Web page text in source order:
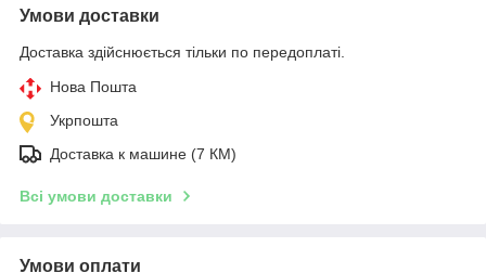
Умови доставки
Доставка здійснюється тільки по передоплаті.
Нова Пошта
Укрпошта
Доставка к машине (7 КМ)
Всі умови доставки
Умови оплати